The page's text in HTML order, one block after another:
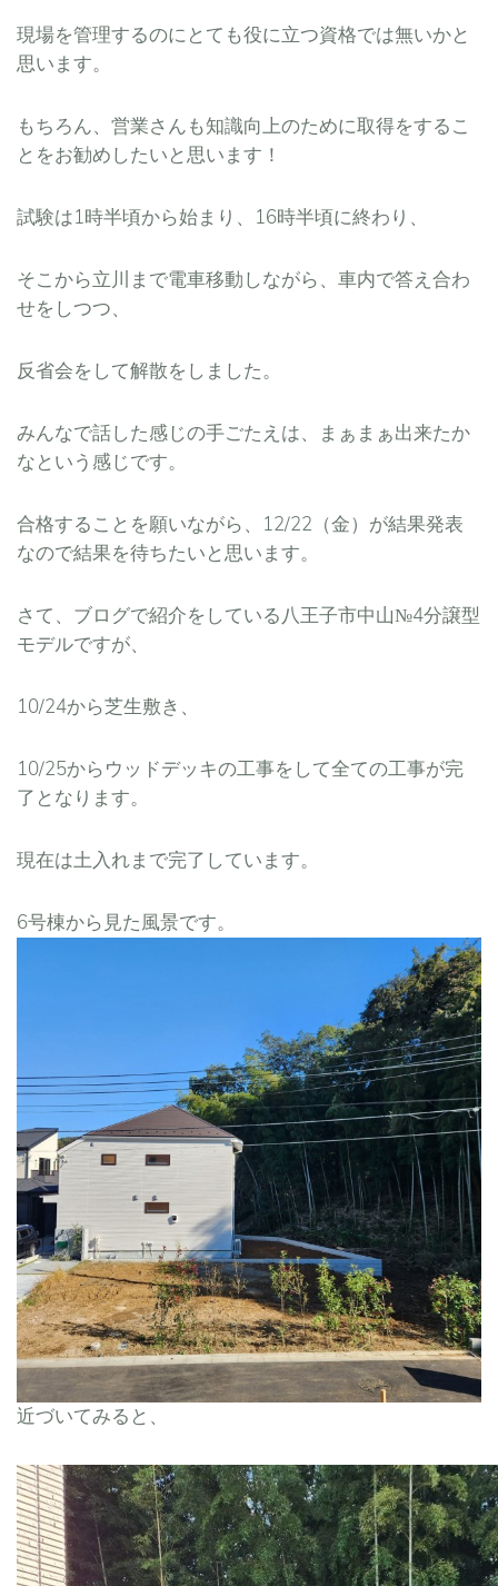
現場を管理するのにとても役に立つ資格では無いかと
思います。
もちろん、営業さんも知識向上のために取得をするこ
とをお勧めしたいと思います！
試験は1時半頃から始まり、16時半頃に終わり、
そこから立川まで電車移動しながら、車内で答え合わ
せをしつつ、
反省会をして解散をしました。
みんなで話した感じの手ごたえは、まぁまぁ出来たか
なという感じです。
合格することを願いながら、12/22（金）が結果発表
なので結果を待ちたいと思います。
さて、ブログで紹介をしている八王子市中山№4分譲型
モデルですが、
10/24から芝生敷き、
10/25からウッドデッキの工事をして全ての工事が完
了となります。
現在は土入れまで完了しています。
6号棟から見た風景です。
近づいてみると、